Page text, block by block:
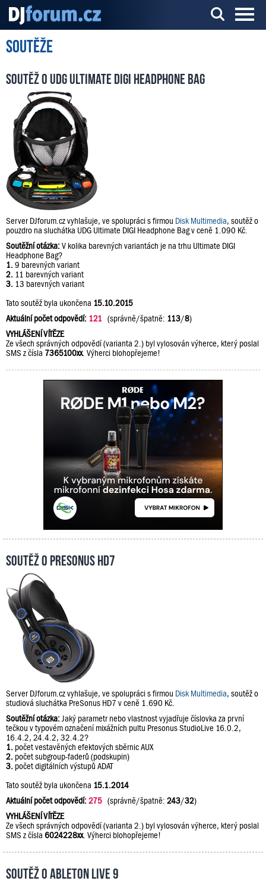
Server o DJ technice a DJingu
Soutěže
Soutěž o UDG Ultimate DIGI Headphone Bag
Server DJforum.cz vyhlašuje, ve spolupráci s firmou Disk Multimedia, soutěž o
pouzdro na sluchátka UDG Ultimate DIGI Headphone Bag v ceně 1.090 Kč.
Soutěžní otázka:V kolika barevných variantách je na trhu Ultimate DIGI
Headphone Bag?
1. 9 barevných variant
2. 11 barevných variant
3. 13 barevných variant
Tato soutěž byla ukončena 15.10.2015
Aktuální počet odpovědí: 121 (správně/špatně: 113/8)
VYHLÁŠENÍ VÍTĚZE
Ze všech správných odpovědí (varianta 2.) byl vylosován výherce, který poslal
SMS z čísla 7365100xx. Výherci blohopřejeme!
Soutěž o PreSonus HD7
Server DJforum.cz vyhlašuje, ve spolupráci s firmou Disk Multimedia, soutěž o
studiová sluchátka PreSonus HD7 v ceně 1.690 Kč.
Soutěžní otázka: Jaký parametr nebo vlastnost vyjadřuje číslovka za první
tečkou v typovém označení mixážních pultu Presonus StudioLive 16.0.2,
16.4.2, 24.4.2, 32.4.2?
1. počet vestavěných efektových sběrnic AUX
2. počet subgroup-faderů (podskupin)
3. počet digitálních výstupů ADAT
Tato soutěž byla ukončena 15.1.2014
Aktuální počet odpovědí:275 (správně/špatně: 243/32)
VYHLÁŠENÍ VÍTĚZE
Ze všech správných odpovědí (varianta 2.) byl vylosován výherce, který poslal
SMS z čísla 6024228xx. Výherci blohopřejeme!
Soutěž o Ableton Live 9